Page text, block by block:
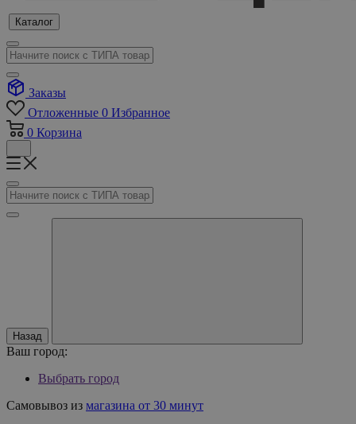
Каталог
Заказы
Отложенные 0 Избранное
0 Корзина
Назад
Ваш город:
Выбрать город
Самовывоз из магазина от 30 минут